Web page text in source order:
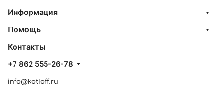
Информация
Помощь
Контакты
+7 862 555-26-78
info@kotloff.ru